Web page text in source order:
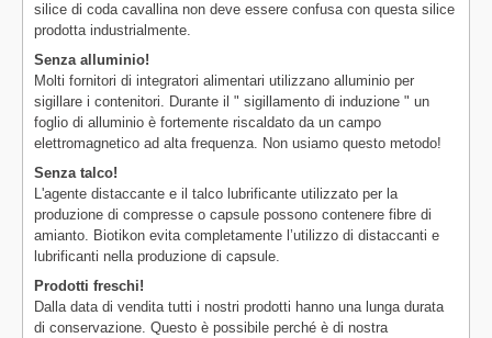
silice di coda cavallina non deve essere confusa con questa silice
prodotta industrialmente.
Senza alluminio!
Molti fornitori di integratori alimentari utilizzano alluminio per
sigillare i contenitori. Durante il " sigillamento di induzione " un
foglio di alluminio è fortemente riscaldato da un campo
elettromagnetico ad alta frequenza. Non usiamo questo metodo!
Senza talco!
L'agente distaccante e il talco lubrificante utilizzato per la
produzione di compresse o capsule possono contenere fibre di
amianto. Biotikon evita completamente l’utilizzo di distaccanti e
lubrificanti nella produzione di capsule.
Prodotti freschi!
Dalla data di vendita tutti i nostri prodotti hanno una lunga durata
di conservazione. Questo è possibile perché è di nostra